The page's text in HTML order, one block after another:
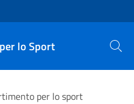
lo Sport Cerca
per lo sport